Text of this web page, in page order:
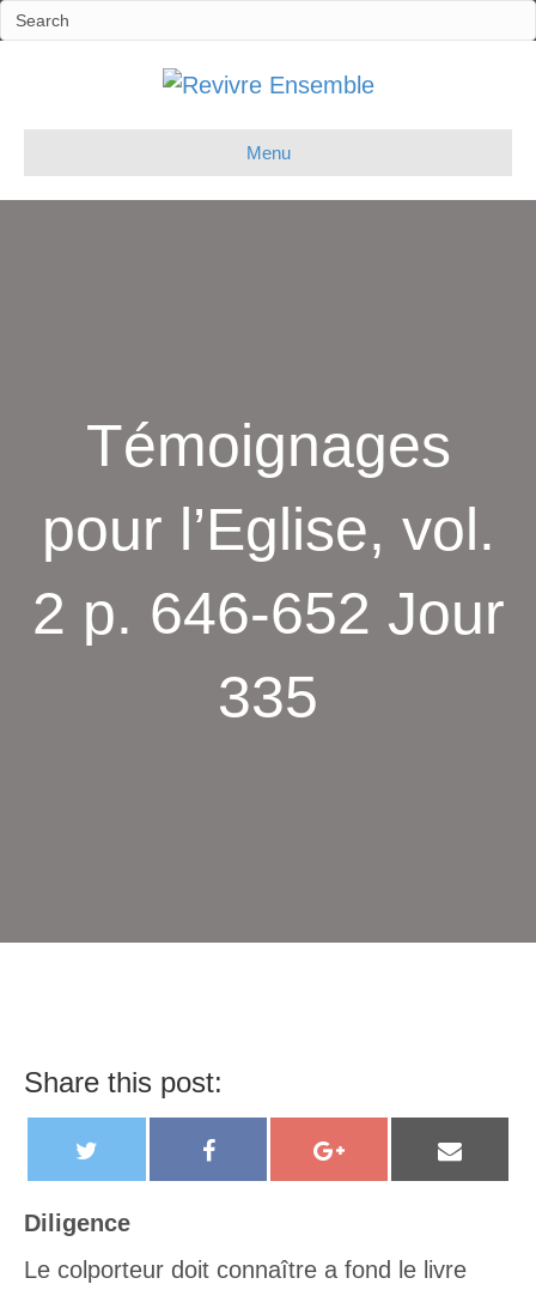
Menu
Témoignages
pour l’Eglise, vol.
2 p. 646-652 Jour
335
Share this post:
w
i
a
o
m
Diligence
Le colporteur doit connaître a fond le livre